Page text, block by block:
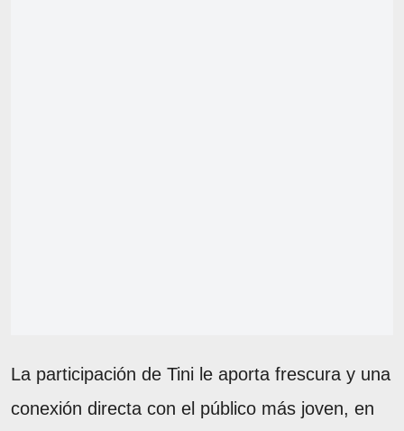
La participación de Tini le aporta frescura y una
conexión directa con el público más joven, en